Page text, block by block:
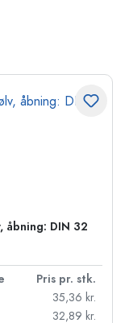
åbning: DIN 32
Pris pr. stk.
35,36 kr.
32,89 kr.